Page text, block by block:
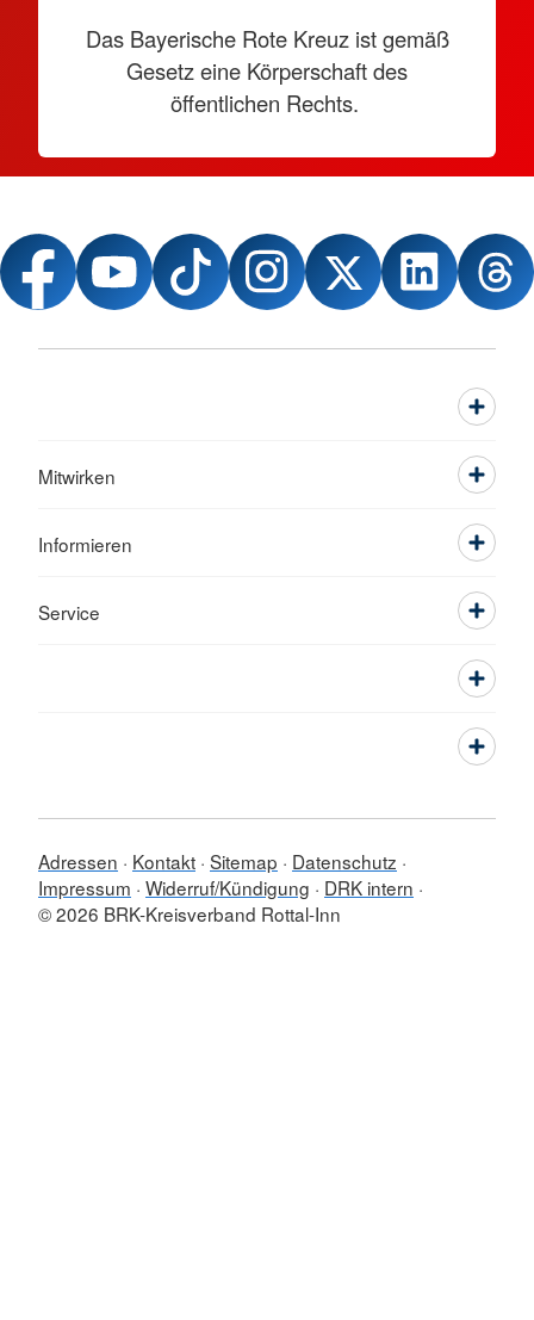
Das Bayerische Rote Kreuz ist gemäß
Gesetz eine Körperschaft des
öffentlichen Rechts.
Mitwirken
Informieren
Service
Adressen Kontakt Sitemap
Datenschutz
Impressum Widerruf/Kündigung
DRK intern
© 2026 BRK-Kreisverband Rottal-Inn